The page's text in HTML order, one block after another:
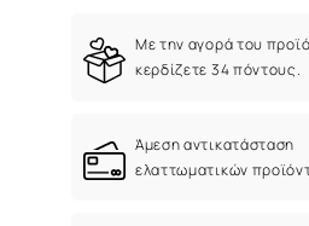
Με την αγορά του
κερδίζετε 34 πόντους.
Άμεση αντικατάσταση
ελαττωματικών